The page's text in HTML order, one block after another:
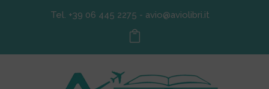
Tel. +39 06 445 2275 - avio@aviolibri.it